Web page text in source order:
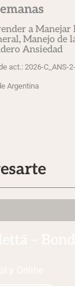
a Manejar
, Manejo de
Ansiedad
act.: 2026-C_ANS-
Argentina